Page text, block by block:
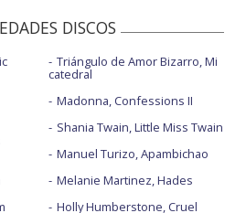
DISCOS
Triángulo de Amor Bizarro, Mi
catedral
Madonna, Confessions II
Shania Twain, Little Miss Twain
Manuel Turizo, Apambichao
Melanie Martinez, Hades
Holly Humberstone, Cruel